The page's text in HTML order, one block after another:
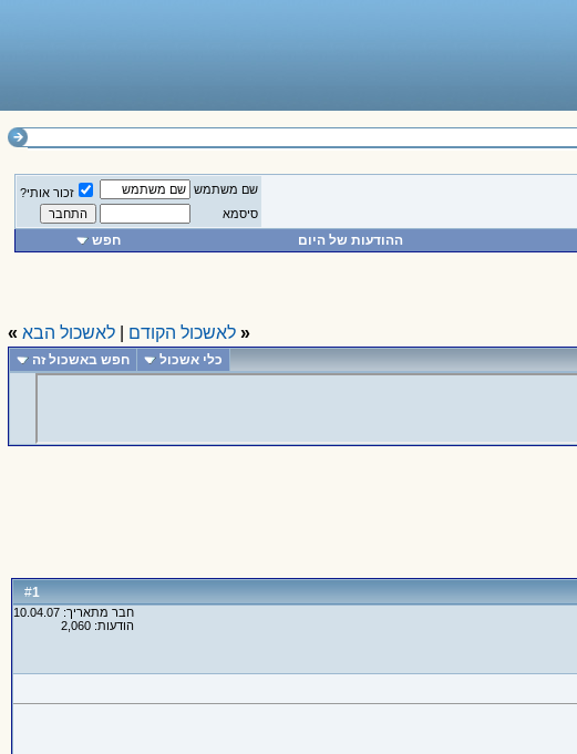
שם משתמש
זכור אותי?
סיסמא
ההודעות של היום חפש
« לאשכול הקודם לאשכול הבא »
כלי אשכול חפש באשכול זה
#
1
חבר מתאריך: 10.04.07
הודעות: 2,060